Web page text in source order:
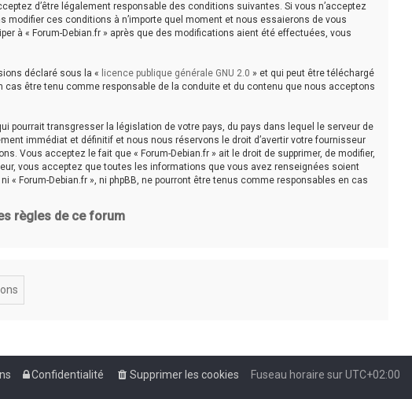
d’être légalement responsable des conditions suivantes. Si vous n’acceptez
modifier ces conditions à n’importe quel moment et nous essaierons de vous
à « Forum-Debian.fr » après que des modifications aient été effectuées, vous
déclaré sous la « licence publique générale GNU 2.0 » et qui peut être téléchargé
être tenu comme responsable de la conduite et du contenu que nous acceptons
pourrait transgresser la législation de votre pays, du pays dans lequel le serveur de
immédiat et définitif et nous nous réservons le droit d’avertir votre fournisseur
Vous acceptez le fait que « Forum-Debian.fr » ait le droit de supprimer, de modifier,
vous acceptez que toutes les informations que vous avez renseignées soient
Forum-Debian.fr », ni phpBB, ne pourront être tenus comme responsables en cas
règles de ce forum
Fuseau horaire surUTC+02:00
Supprimer les cookies
Confidentialité